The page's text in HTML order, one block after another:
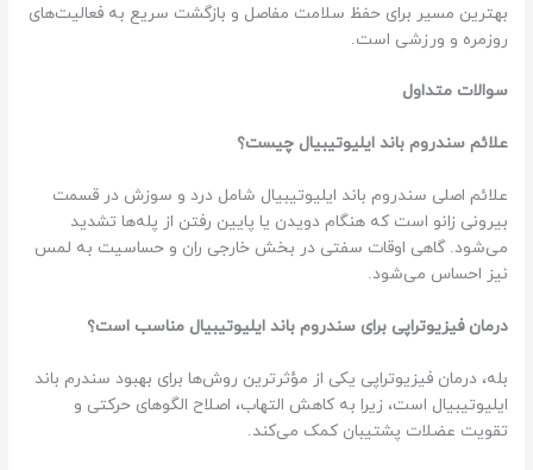
بهترین مسیر برای حفظ سلامت مفاصل و بازگشت سریع به فعالیت‌های
روزمره و ورزشی است.
سوالات متداول
علائم سندروم باند ایلیوتیبیال چیست؟
علائم اصلی سندروم باند ایلیوتیبیال شامل درد و سوزش در قسمت
بیرونی زانو است که هنگام دویدن یا پایین رفتن از پله‌ها تشدید
می‌شود. گاهی اوقات سفتی در بخش خارجی ران و حساسیت به لمس
نیز احساس می‌شود.
درمان فیزیوتراپی برای سندروم باند ایلیوتیبیال مناسب است؟
بله، درمان فیزیوتراپی یکی از مؤثرترین روش‌ها برای بهبود سندرم باند
ایلیوتیبیال است، زیرا به کاهش التهاب، اصلاح الگوهای حرکتی و
تقویت عضلات پشتیبان کمک می‌کند.